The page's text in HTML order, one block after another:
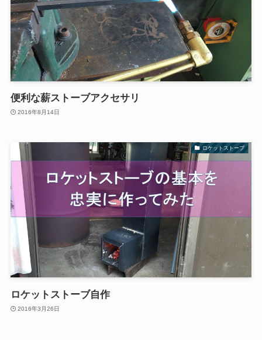
便利な薪ストーブアクセサリ
2016年8月14日
ロケットストーブ
ロケットストーブ自作
2016年3月26日